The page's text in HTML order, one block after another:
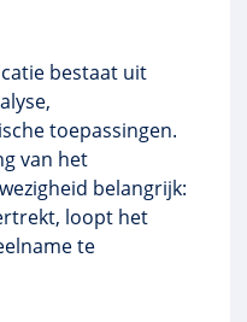
bestaat uit
toepassingen.
van het
belangrijk:
loopt het
te